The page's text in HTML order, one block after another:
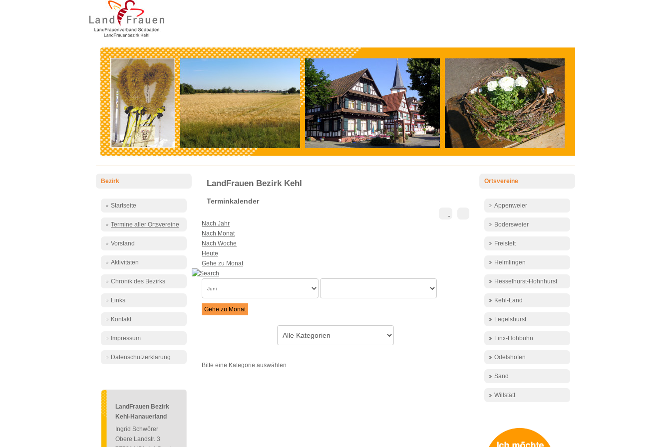
Bezirk
Startseite
Termine aller Ortsvereine
Vorstand
Aktivitäten
Chronik des Bezirks
Links
Kontakt
Impressum
Datenschutzerklärung
LandFrauen Bezirk
Kehl-Hanauerland
Ingrid Schwörer
Obere Landstr. 3
LandFrauen Bezirk Kehl
Terminkalender
Nach Jahr
Nach Monat
Nach Woche
Heute
Gehe zu Monat
Gehe zu Monat
Bitte eine Kategorie auswählen
Ortsvereine
Appenweier
Bodersweier
Freistett
Helmlingen
Hesselhurst-Hohnhurst
Kehl-Land
Legelshurst
Linx-Hohbühn
Odelshofen
Sand
Willstätt